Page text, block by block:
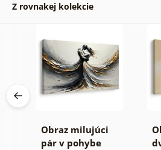
Z rovnakej kolekcie
Obraz milujúci
pár v pohybe